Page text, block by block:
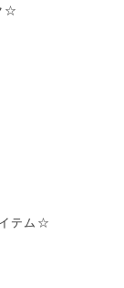
☆
テム☆